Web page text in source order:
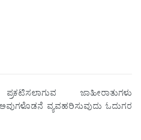
ಜಾಹೀರಾತುಗಳು
ವ್ಯವಹರಿಸುವುದು ಓದುಗರ